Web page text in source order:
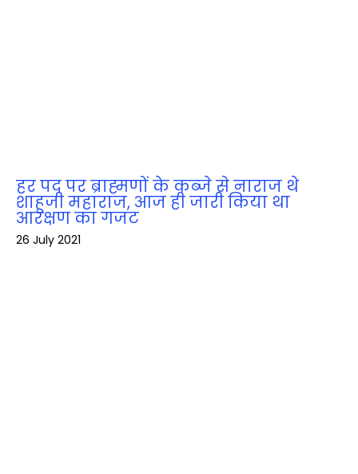
हर पद पर ब्राह्मणों के कब्‍जे से नाराज थे
शाहूजी महाराज, आज ही जारी किया था
आरक्षण का गजट
26 July 2021